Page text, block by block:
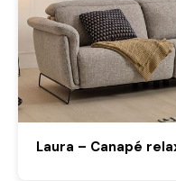
Laura – Canapé